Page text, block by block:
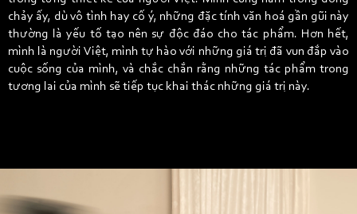
chảy ấy, dù vô tình hay cố ý, những đặc tính văn hoá gần gũi này
thường là yếu tố tạo nên sự độc đáo cho tác phẩm. Hơn hết,
mình là người Việt, mình tự hào với những giá trị đã vun đắp vào
cuộc sống của mình, và chắc chắn rằng những tác phẩm trong
tương lai của mình sẽ tiếp tục khai thác những giá trị này.